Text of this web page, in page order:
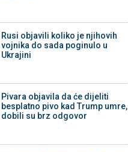
Rusi objavili koliko je njihovih
vojnika do sada poginulo u
Ukrajini
Pivara objavila da će dijeliti
besplatno pivo kad Trump umre,
dobili su brz odgovor